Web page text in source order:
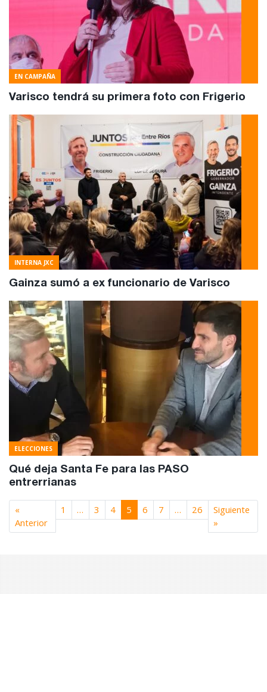
EN CAMPAÑA
Varisco tendrá su primera foto con Frigerio
INTERNA JXC
Gainza sumó a ex funcionario de Varisco
ELECCIONES
Qué deja Santa Fe para las PASO
entrerrianas
«
Anterior
1 … 3 4 5 6 7 … 26
Siguiente
»